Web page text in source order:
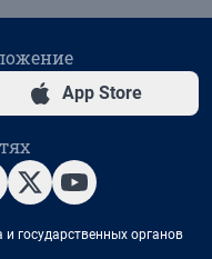
App Store
государственных органов